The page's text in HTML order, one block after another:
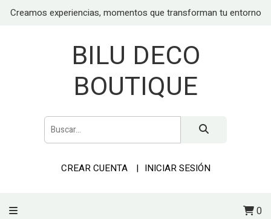
Creamos experiencias, momentos que transforman tu entorno
BILU DECO
BOUTIQUE
CREAR CUENTA INICIAR SESIÓN
0